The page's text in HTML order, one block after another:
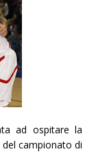
ad ospitare la
campionato di